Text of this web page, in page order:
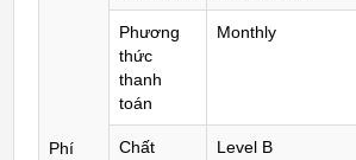
Phí
Phương
thức
thanh
toán
Monthly
Chất
Level B